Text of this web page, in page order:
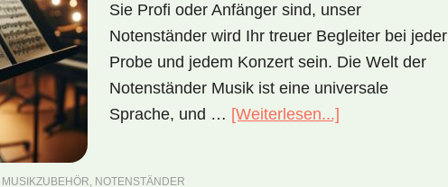
Sie Profi oder Anfänger sind, unser
Notenständer wird Ihr treuer Begleiter bei jeder
Probe und jedem Konzert sein. Die Welt der
Notenständer Musik ist eine universale
Sprache, und … [Weiterlesen...]
MUSIKZUBEHÖR, NOTENSTÄNDER